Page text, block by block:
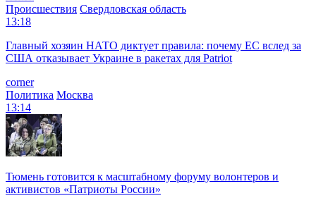
Происшествия Свердловская область
13:18
Главный хозяин НАТО диктует правила: почему ЕС вслед за
США отказывает Украине в ракетах для Patriot
corner
Политика Москва
13:14
Тюмень готовится к масштабному форуму волонтеров и
активистов «Патриоты России»